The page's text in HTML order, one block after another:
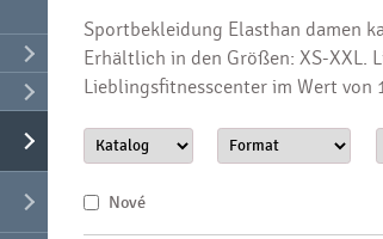
Sportbekleidung Elasthan damen
Erhältlich in den Größen: XS-XXL.
Lieblingsfitnesscenter im Wert von
Nové